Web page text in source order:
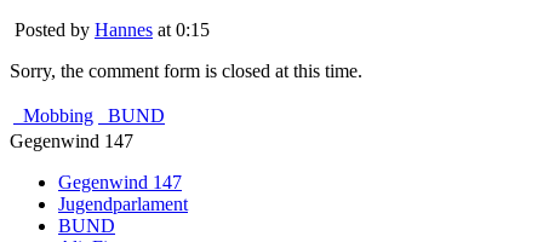
Posted by Hannes at 0:15
Sorry, the comment form is closed at this time.
Mobbing
BUND
Gegenwind 147
Gegenwind 147
Jugendparlament
BUND